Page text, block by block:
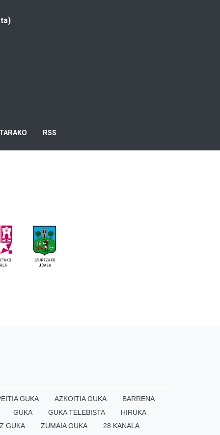
RSS
GUKA AZKOITIA GUKA
BARRENA
GUKA GUKA TELEBISTA
HIRUKA
GUKA ZUMAIA GUKA 28 KANALA